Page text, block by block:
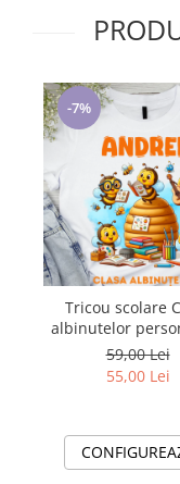
-7%
Tricou scolare
albinutelor
pentru
scoala sau
59,00 Lei
55,00 Lei